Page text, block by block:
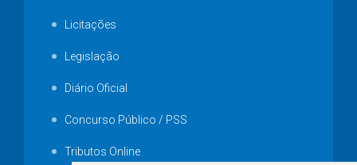
Licitações
Legislação
Diário Oficial
Concurso Público / PSS
Tributos Online